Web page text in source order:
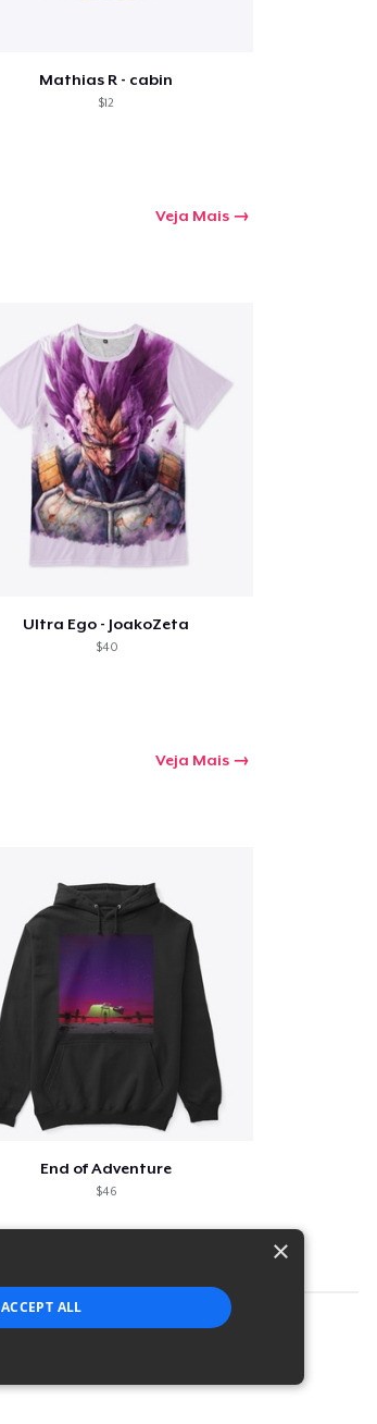
Mathias R - cabin
$12
Veja Mais
Ultra Ego - JoakoZeta
$40
Veja Mais
End of Adventure
$46
×
ACCEPT ALL